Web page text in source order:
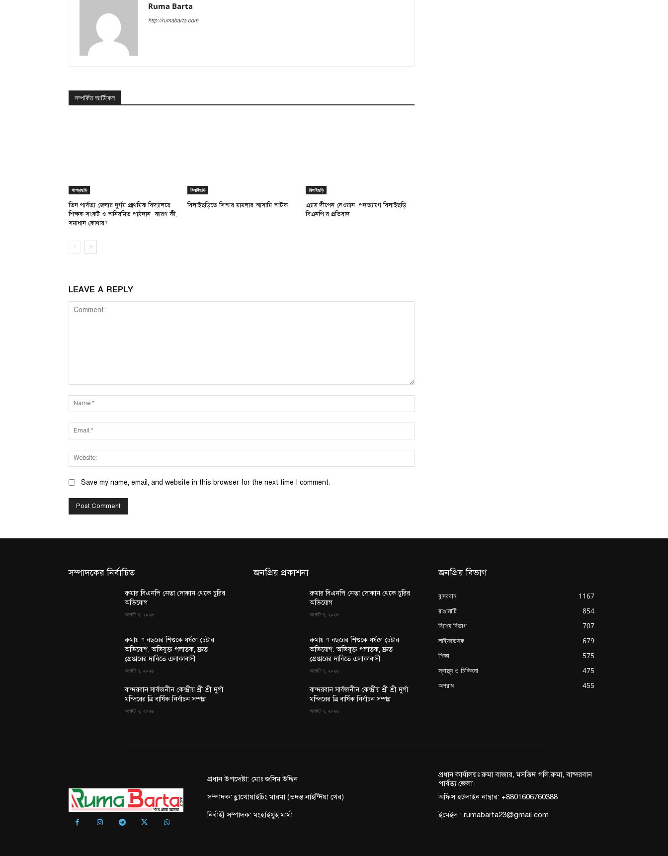
Ruma Barta
http://rumabarta.com
সম্পর্কিত আর্টিকেল
খাগড়াছড়ি
তিন পার্বত্য জেলার দুর্গম প্রাথমিক বিদ্যালয়ে
শিক্ষক সংকট ও অনিয়মিত পাঠদান: কারণ কী,
সমাধান কোথায়?
বিলাইছড়ি
বিলাইছড়িতে সিআর মামলার আসামি আটক
বিলাইছড়ি
এ্যাড.দীপেন দেওয়ান পদত্যাগে বিলাইছড়ি
বিএনপি’র প্রতিবাদ
LEAVE A REPLY
Save my name, email, and website in this browser for the next time I comment.
সম্পাদকের নির্বাচিত
রুমার বিএনপি নেতা দোকান থেকে চুরির
অভিযোগ
আগস্ট ৭, ২০২৬
রুমায় ৭ বছরের শিশুকে ধর্ষণে চেষ্টার
অভিযোগ: অভিযুক্ত পলাতক, দ্রুত
গ্রেপ্তারের দাবিতে এলাকাবাসী
আগস্ট ৭, ২০২৬
বান্দরবান সার্বজনীন কেন্দ্রীয় শ্রী শ্রী দুর্গা
মন্দিরের ত্রি বার্ষিক নির্বাচন সম্পন্ন
আগস্ট ৭, ২০২৬
জনপ্রিয় প্রকাশনা
রুমার বিএনপি নেতা দোকান থেকে চুরির
অভিযোগ
আগস্ট ৭, ২০২৬
রুমায় ৭ বছরের শিশুকে ধর্ষণে চেষ্টার
অভিযোগ: অভিযুক্ত পলাতক, দ্রুত
গ্রেপ্তারের দাবিতে এলাকাবাসী
আগস্ট ৭, ২০২৬
বান্দরবান সার্বজনীন কেন্দ্রীয় শ্রী শ্রী দুর্গা
মন্দিরের ত্রি বার্ষিক নির্বাচন সম্পন্ন
আগস্ট ৭, ২০২৬
জনপ্রিয় বিভাগ
বান্দরবান
1167
রাঙামাটি
854
বিশেষ বিভাগ
707
লাইফডেস্ক
679
শিক্ষা
575
স্বাস্থ্য ও চিকিৎসা
475
অপরাধ
455
প্রধান উপদেষ্টা: মোঃ জসিম উদ্দিন
সম্পাদক: হ্লাথোয়াইচিং মারমা (ভদন্ত নাইন্দিয়া থের)
নির্বাহী সম্পাদক: মংহাইথুই মার্মা
প্রধান কার্যালয়ঃ রুমা বাজার, মসজিদ গলি,রুমা, বান্দরবান
পার্বত্য জেলা।
অফিস হটলাইন নাম্বার: +8801606760388
ইমেইল : rumabarta23@gmail.com